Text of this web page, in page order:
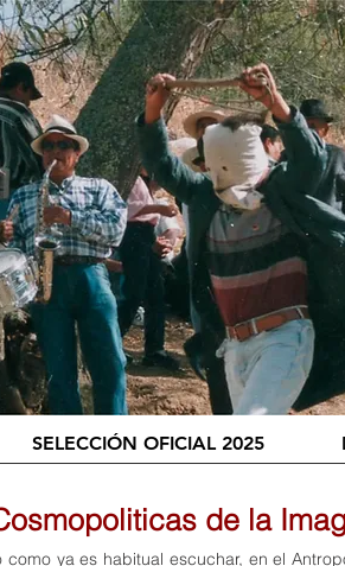
SELECCIÓN OFICIAL 2025
de la
ya es habitual escuchar, en el